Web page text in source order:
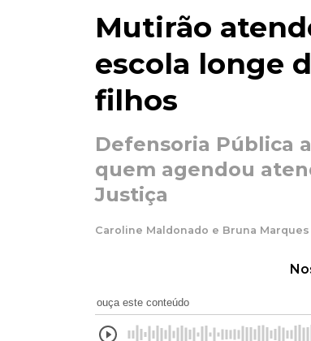
Mutirão
escola longe
filhos
Defensoria Pública
quem agendou
Justiça
Caroline Maldonado e Bruna
ouça este conteúdo